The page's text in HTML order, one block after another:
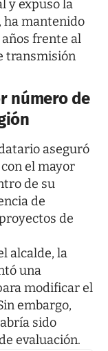
y expuso la
ha mantenido
frente al
transmisión
número de
aseguró
el mayor
de su
de
de
alcalde, la
una
modificar el
embargo,
sido
evaluación.